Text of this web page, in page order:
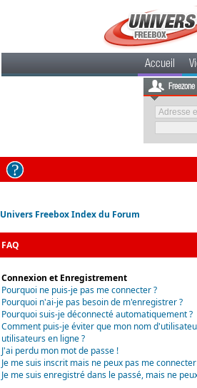
Accueil
Freezone
Univers Freebox Index du Forum
FAQ
Connexion et Enregistrement
Pourquoi ne puis-je pas me connecter ?
Pourquoi n'ai-je pas besoin de m'enregistrer ?
Pourquoi suis-je déconnecté automatiquement ?
Comment puis-je éviter que mon nom
utilisateurs en ligne ?
J'ai perdu mon mot de passe !
Je me suis inscrit mais ne peux pas me
Je me suis enregistré dans le passé, mais ne